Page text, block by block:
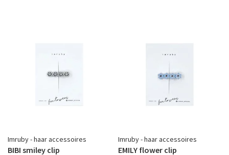
Imruby - haar accessoires
BIBI smiley clip
Imruby - haar accessoires
EMILY flower clip